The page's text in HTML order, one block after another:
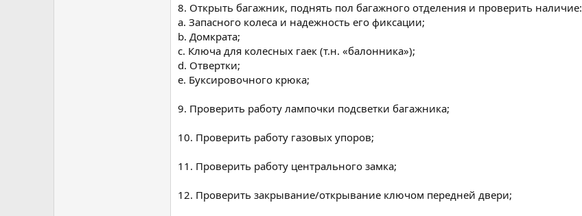
8. Открыть багажник, поднять пол багажного отделения и проверить наличие:
a. Запасного колеса и надежность его фиксации;
b. Домкрата;
c. Ключа для колесных гаек (т.н. «балонника»);
d. Отвертки;
e. Буксировочного крюка;
9. Проверить работу лампочки подсветки багажника;
10. Проверить работу газовых упоров;
11. Проверить работу центрального замка;
12. Проверить закрывание/открывание ключом передней двери;